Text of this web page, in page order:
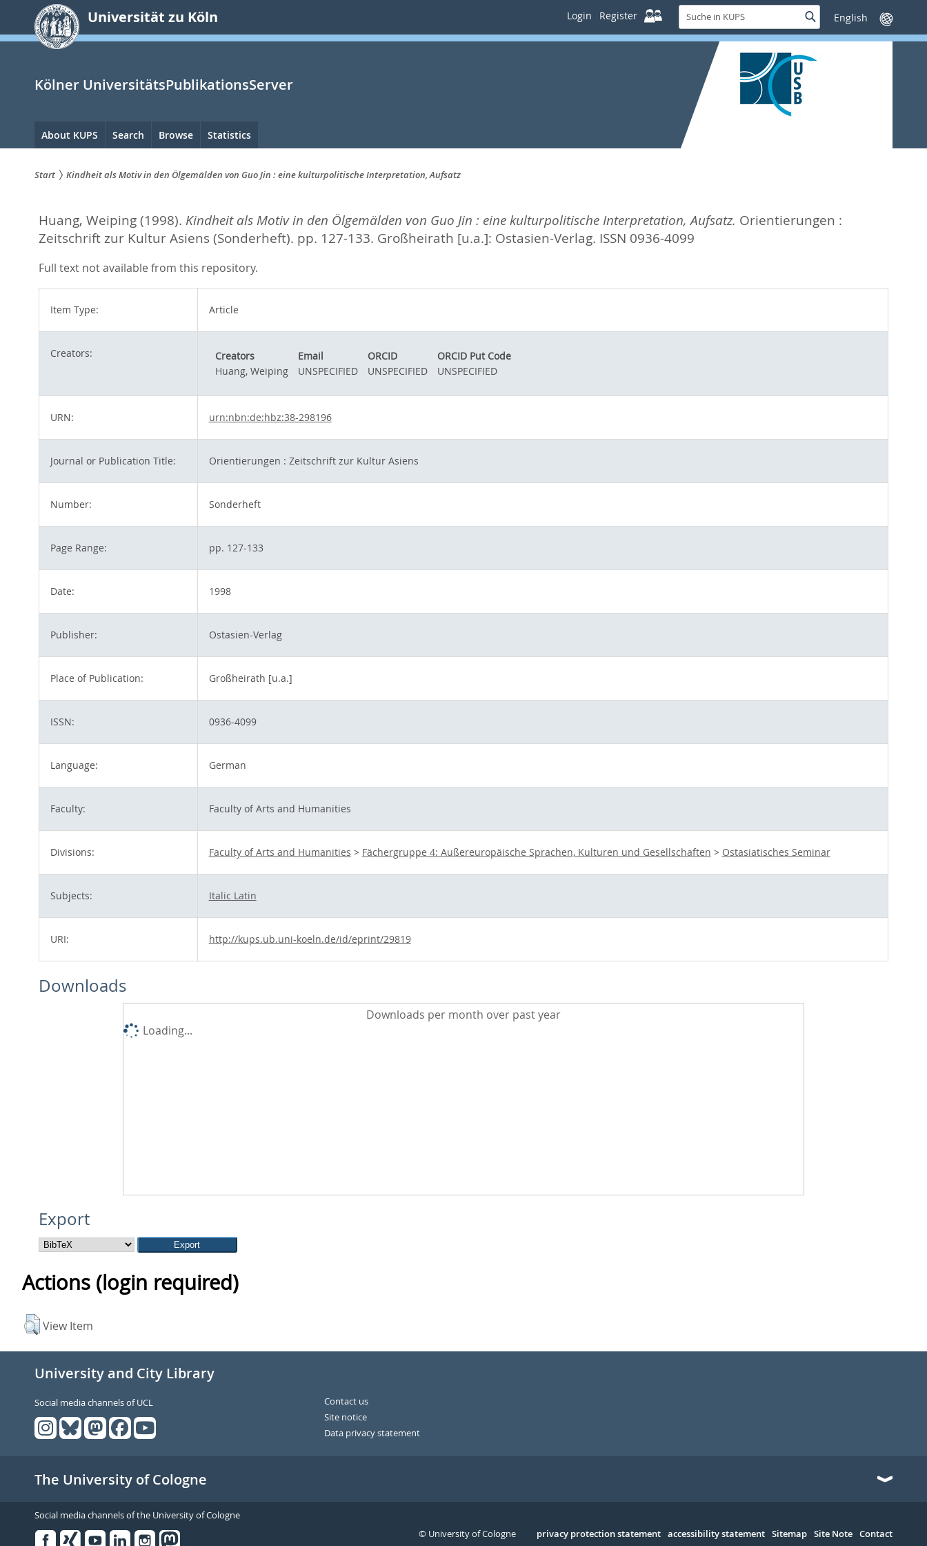
springen
Universität zu Köln Login Register
Suche
in
KUPS
SucheSprache
wechseln
Kölner UniversitätsPublikationsServer
Hauptnavigation
About KUPS Search Browse Statistics
sind
hier:
Start Kindheit als Motiv in den Ölgemälden von Guo Jin : eine kulturpolitische Interpretation, Aufsatz
Huang, Weiping (1998). Kindheit als Motiv in den Ölgemälden von Guo Jin : eine kulturpolitische Interpretation, Aufsatz. Orientierungen :
Zeitschrift zur Kultur Asiens (Sonderheft). pp. 127-133. Großheirath [u.a.]: Ostasien-Verlag. ISSN 0936-4099
Full text not available from this repository.
Item Type: Article
Creators: Creators Email ORCID
ORCID Put Code
Huang, Weiping
UNSPECIFIED UNSPECIFIED UNSPECIFIED
URN: urn:nbn:de:hbz:38-298196
Journal or Publication Title: Orientierungen : Zeitschrift zur Kultur Asiens
Number: Sonderheft
Page Range: pp. 127-133
Date: 1998
Publisher: Ostasien-Verlag
Place of Publication: Großheirath [u.a.]
ISSN: 0936-4099
Language: German
Faculty: Faculty of Arts and Humanities
Divisions: Faculty of Arts and Humanities > Fächergruppe 4: Außereuropäische Sprachen, Kulturen und Gesellschaften > Ostasiatisches Seminar
Subjects: Italic Latin
URI: http://kups.ub.uni-koeln.de/id/eprint/29819
Downloads
Downloads per month over past year
Loading...
Export
Actions (login required)
View Item
University and City Library
Social media channels of UCL
Contact us
Site notice
Data privacy statement
The University of Cologne
Social media channels of the University of Cologne
Serivce
privacy protection statement accessibility statement Sitemap Site Note Contact
© University of Cologne